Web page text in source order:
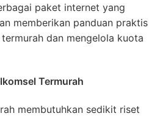
paket internet yang
memberikan panduan praktis
dan mengelola kuota
Termurah
membutuhkan sedikit riset